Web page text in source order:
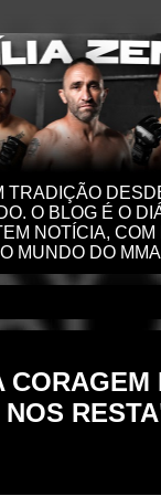
TRADIÇÃO
O BLOG É O
NOTÍCIA,
MUNDO DO
CORAGEM